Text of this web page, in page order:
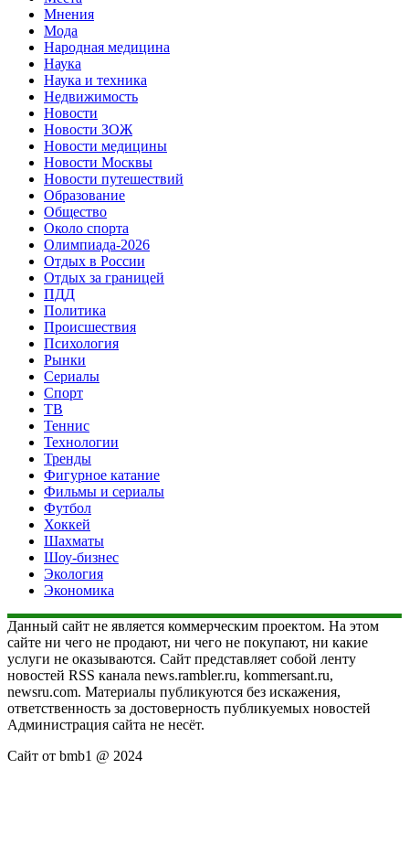
Мнения
Мода
Народная медицина
Наука
Наука и техника
Недвижимость
Новости
Новости ЗОЖ
Новости медицины
Новости Москвы
Новости путешествий
Образование
Общество
Около спорта
Олимпиада-2026
Отдых в России
Отдых за границей
ПДД
Политика
Происшествия
Психология
Рынки
Сериалы
Спорт
ТВ
Теннис
Технологии
Тренды
Фигурное катание
Фильмы и сериалы
Футбол
Хоккей
Шахматы
Шоу-бизнес
Экология
Экономика
Данный сайт не является коммерческим проектом. На этом
сайте ни чего не продают, ни чего не покупают, ни какие
услуги не оказываются. Сайт представляет собой ленту
новостей RSS канала news.rambler.ru, kommersant.ru,
newsru.com. Материалы публикуются без искажения,
ответственность за достоверность публикуемых новостей
Администрация сайта не несёт.
Сайт от bmb1 @ 2024